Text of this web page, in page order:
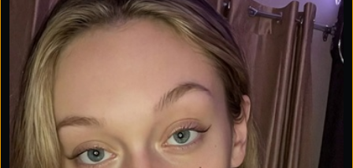
voce è migliore con la tua mano sulla mia bocca. Parla
sporco o scorri, baby. Questo non è per ragazzi
educati.